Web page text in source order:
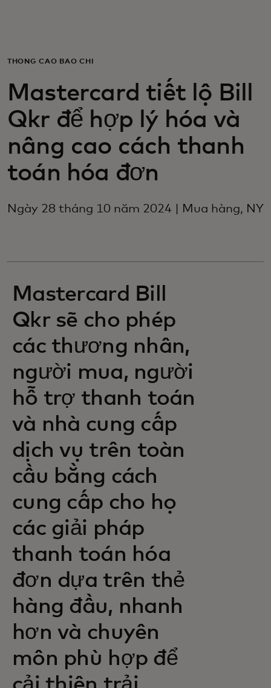
Dành cho doanh nghiệp
Dành cho thế giới
Dành cho nhà đổi mới
Tin tức và xu hướng
THÔNG CÁO BÁO CHÍ
Mastercard tiết lộ Bill
Qkr để hợp lý hóa và
nâng cao cách thanh
toán hóa đơn
Ngày 28 tháng 10 năm 2024 | Mua hàng, NY
Mastercard Bill
Qkr sẽ cho phép
các thương nhân,
người mua, người
hỗ trợ thanh toán
và nhà cung cấp
dịch vụ trên toàn
cầu bằng cách
cung cấp cho họ
các giải pháp
thanh toán hóa
đơn dựa trên thẻ
hàng đầu, nhanh
hơn và chuyên
môn phù hợp để